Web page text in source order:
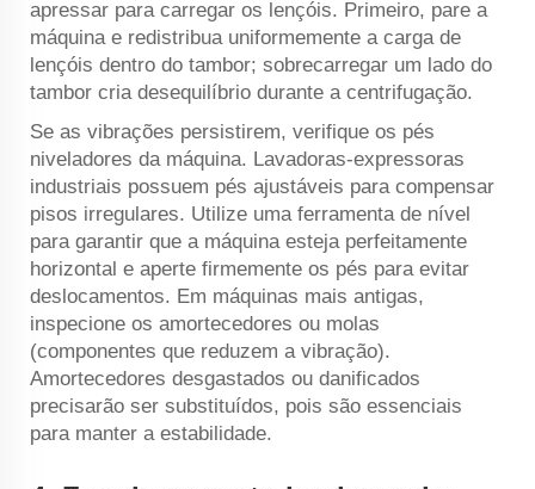
apressar para carregar os lençóis. Primeiro, pare a
máquina e redistribua uniformemente a carga de
lençóis dentro do tambor; sobrecarregar um lado do
tambor cria desequilíbrio durante a centrifugação.
Se as vibrações persistirem, verifique os pés
niveladores da máquina. Lavadoras-expressoras
industriais possuem pés ajustáveis para compensar
pisos irregulares. Utilize uma ferramenta de nível
para garantir que a máquina esteja perfeitamente
horizontal e aperte firmemente os pés para evitar
deslocamentos. Em máquinas mais antigas,
inspecione os amortecedores ou molas
(componentes que reduzem a vibração).
Amortecedores desgastados ou danificados
precisarão ser substituídos, pois são essenciais
para manter a estabilidade.